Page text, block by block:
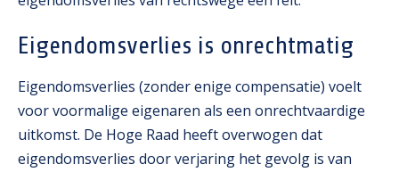
Eigendomsverlies is onrechtmatig
Eigendomsverlies (zonder enige compensatie) voelt
voor voormalige eigenaren als een onrechtvaardige
uitkomst. De Hoge Raad heeft overwogen dat
eigendomsverlies door verjaring het gevolg is van